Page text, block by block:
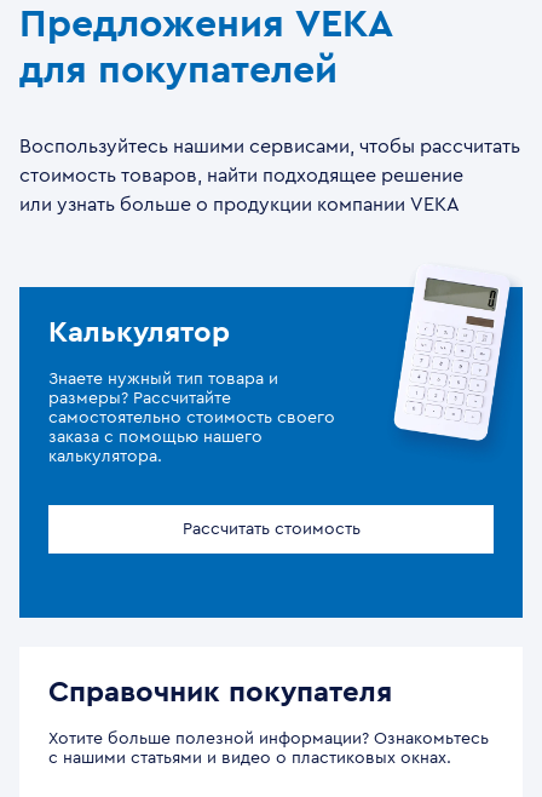
Предложения VEKA
для покупателей
Воспользуйтесь нашими сервисами, чтобы рассчитать
стоимость товаров, найти подходящее решение
или узнать больше о продукции компании VEKA
Калькулятор
Знаете нужный тип товара и
размеры? Рассчитайте
самостоятельно стоимость своего
заказа с помощью нашего
калькулятора.
Рассчитать стоимость
Справочник покупателя
Хотите больше полезной информации? Ознакомьтесь
с нашими статьями и видео о пластиковых окнах.